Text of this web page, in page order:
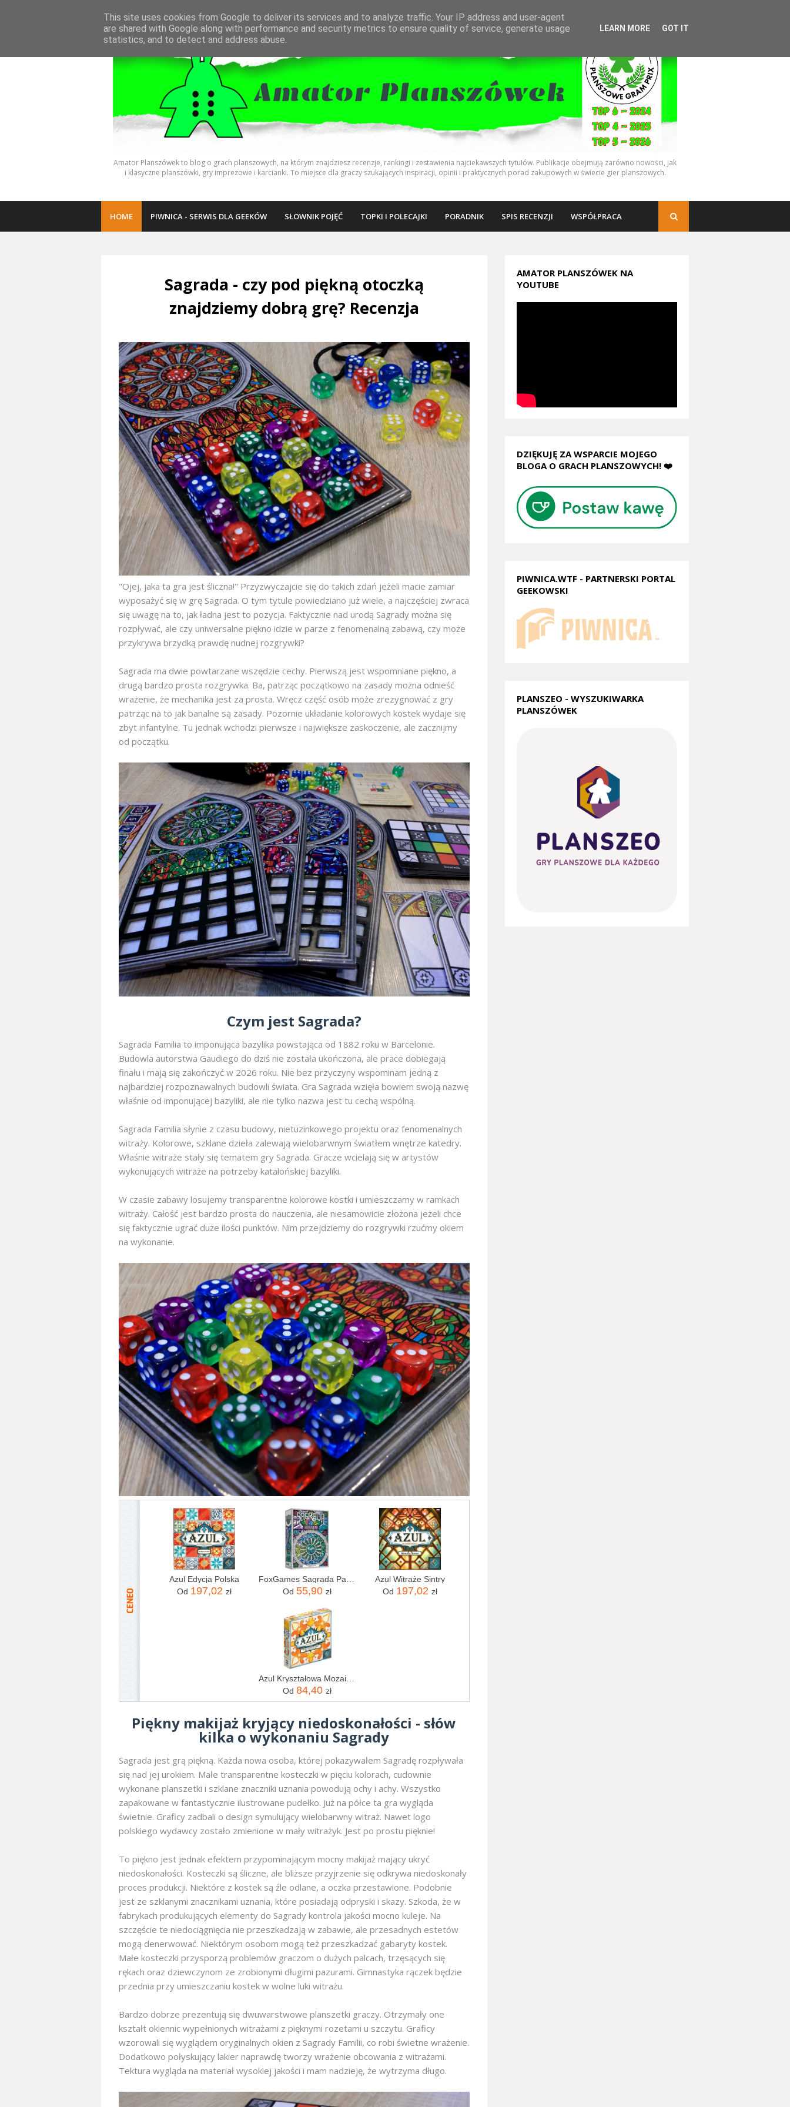
Amator Planszówek to blog o grach planszowych, na którym znajdziesz recenzje, rankingi i zestawienia najciekawszych tytułów. Publikacje obejmują zarówno nowości, jak
i klasyczne planszówki, gry imprezowe i karcianki. To miejsce dla graczy szukających inspiracji, opinii i praktycznych porad zakupowych w świecie gier planszowych.
HOME PIWNICA - SERWIS DLA GEEKÓW SŁOWNIK POJĘĆ TOPKI I POLECAJKI PORADNIK SPIS RECENZJI WSPÓŁPRACA
Sagrada - czy pod piękną otoczką
znajdziemy dobrą grę? Recenzja
"Ojej, jaka ta gra jest śliczna!" Przyzwyczajcie się do takich zdań jeżeli macie zamiar
wyposażyć się w grę Sagrada. O tym tytule powiedziano już wiele, a najczęściej zwraca
się uwagę na to, jak ładna jest to pozycja. Faktycznie nad urodą Sagrady można się
rozpływać, ale czy uniwersalne piękno idzie w parze z fenomenalną zabawą, czy może
przykrywa brzydką prawdę nudnej rozgrywki?
Sagrada ma dwie powtarzane wszędzie cechy. Pierwszą jest wspomniane piękno, a
drugą bardzo prosta rozgrywka. Ba, patrząc początkowo na zasady można odnieść
wrażenie, że mechanika jest za prosta. Wręcz część osób może zrezygnować z gry
patrząc na to jak banalne są zasady. Pozornie układanie kolorowych kostek wydaje się
zbyt infantylne. Tu jednak wchodzi pierwsze i największe zaskoczenie, ale zacznijmy
od początku.
Czym jest Sagrada?
Sagrada Familia to imponująca bazylika powstająca od 1882 roku w Barcelonie.
Budowla autorstwa Gaudiego do dziś nie została ukończona, ale prace dobiegają
finału i mają się zakończyć w 2026 roku. Nie bez przyczyny wspominam jedną z
najbardziej rozpoznawalnych budowli świata. Gra Sagrada wzięła bowiem swoją nazwę
właśnie od imponującej bazyliki, ale nie tylko nazwa jest tu cechą wspólną.
Sagrada Familia słynie z czasu budowy, nietuzinkowego projektu oraz fenomenalnych
witraży. Kolorowe, szklane dzieła zalewają wielobarwnym światłem wnętrze katedry.
Właśnie witraże stały się tematem gry Sagrada. Gracze wcielają się w artystów
wykonujących witraże na potrzeby katalońskiej bazyliki.
W czasie zabawy losujemy transparentne kolorowe kostki i umieszczamy w ramkach
witraży. Całość jest bardzo prosta do nauczenia, ale niesamowicie złożona jeżeli chce
się faktycznie ugrać duże ilości punktów. Nim przejdziemy do rozgrywki rzućmy okiem
na wykonanie.
Azul Edycja Polska
Od 197,02zł
FoxGames Sagrada Pasja (Dodatek)
Od55,90zł
Azul Witraże Sintry
Od 197,02zł
Azul Kryształowa Mozaika (Dodatek)
Od84,40zł
Piękny makijaż kryjący niedoskonałości - słów
kilka o wykonaniu Sagrady
Sagrada jest grą piękną. Każda nowa osoba, której pokazywałem Sagradę rozpływała
się nad jej urokiem. Małe transparentne kosteczki w pięciu kolorach, cudownie
wykonane planszetki i szklane znaczniki uznania powodują ochy i achy. Wszystko
zapakowane w fantastycznie ilustrowane pudełko. Już na półce ta gra wygląda
świetnie. Graficy zadbali o design symulujący wielobarwny witraż. Nawet logo
polskiego wydawcy zostało zmienione w mały witrażyk. Jest po prostu pięknie!
To piękno jest jednak efektem przypominającym mocny makijaż mający ukryć
niedoskonałości. Kosteczki są śliczne, ale bliższe przyjrzenie się odkrywa niedoskonały
proces produkcji. Niektóre z kostek są źle odlane, a oczka przestawione. Podobnie
jest ze szklanymi znacznikami uznania, które posiadają odpryski i skazy. Szkoda, że w
fabrykach produkujących elementy do Sagrady kontrola jakości mocno kuleje. Na
szczęście te niedociągnięcia nie przeszkadzają w zabawie, ale przesadnych estetów
mogą denerwować. Niektórym osobom mogą też przeszkadzać gabaryty kostek.
Małe kosteczki przysporzą problemów graczom o dużych palcach, trzęsących się
rękach oraz dziewczynom ze zrobionymi długimi pazurami. Gimnastyka rączek będzie
przednia przy umieszczaniu kostek w wolne luki witrażu.
Bardzo dobrze prezentują się dwuwarstwowe planszetki graczy. Otrzymały one
kształt okiennic wypełnionych witrażami z pięknymi rozetami u szczytu. Graficy
wzorowali się wyglądem oryginalnych okien z Sagrady Familii, co robi świetne wrażenie.
Dodatkowo połyskujący lakier naprawdę tworzy wrażenie obcowania z witrażami.
Tektura wygląda na materiał wysokiej jakości i mam nadzieję, że wytrzyma długo.
AMATOR PLANSZÓWEK NA
YOUTUBE
DZIĘKUJĘ ZA WSPARCIE MOJEGO
BLOGA O GRACH PLANSZOWYCH! ❤️
PIWNICA.WTF - PARTNERSKI PORTAL
GEEKOWSKI
PLANSZEO - WYSZUKIWARKA
PLANSZÓWEK
This site uses cookies from Google to deliver its services and to analyze traffic. Your IP address and user-agent
are shared with Google along with performance and security metrics to ensure quality of service, generate usage
statistics, and to detect and address abuse.
LEARN MORE GOT IT